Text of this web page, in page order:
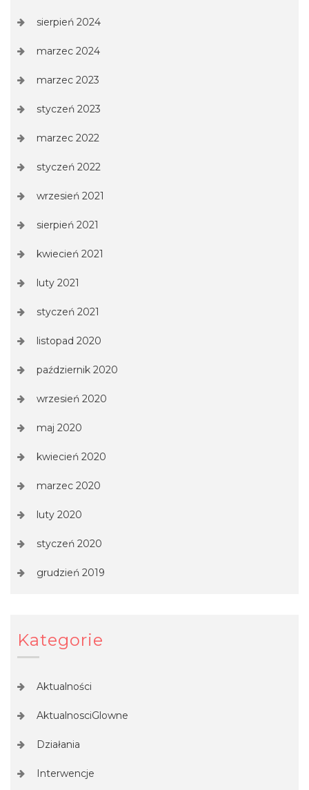
sierpień 2024
marzec 2024
marzec 2023
styczeń 2023
marzec 2022
styczeń 2022
wrzesień 2021
sierpień 2021
kwiecień 2021
luty 2021
styczeń 2021
listopad 2020
październik 2020
wrzesień 2020
maj 2020
kwiecień 2020
marzec 2020
luty 2020
styczeń 2020
grudzień 2019
Kategorie
Aktualności
AktualnosciGlowne
Działania
Interwencje